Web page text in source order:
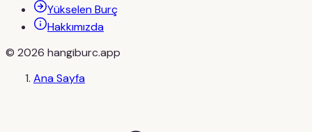
Yükselen Burç
Hakkımızda
© 2026 hangiburc.app
Ana Sayfa